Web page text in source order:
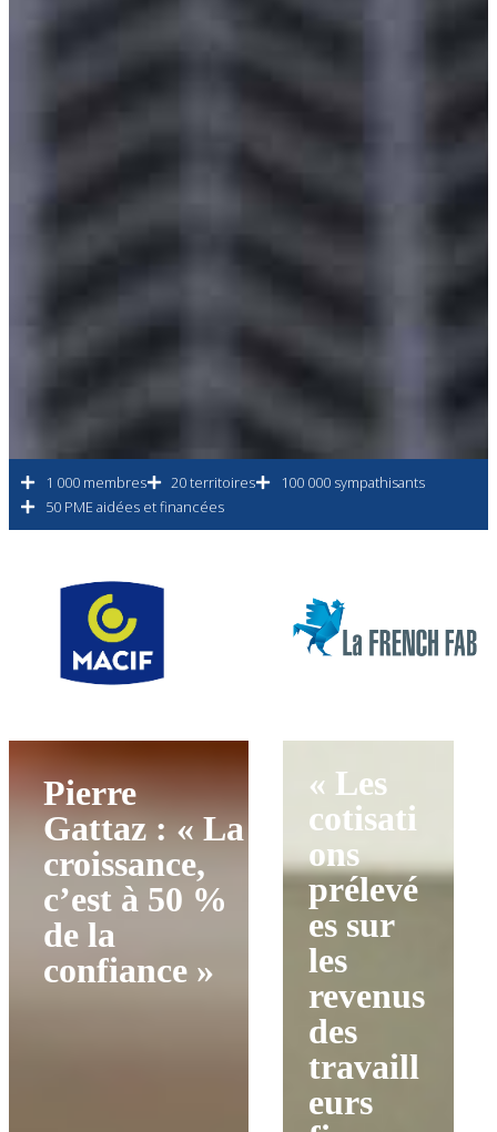
1 000 membres 20 territoires
100 000 sympathisants
50 PME aidées et financées
Pierre
Gattaz : « La
croissance,
c’est à 50 %
de la
confiance »
« Les
cotisati
ons
prélevé
es sur
les
revenus
des
travaill
eurs